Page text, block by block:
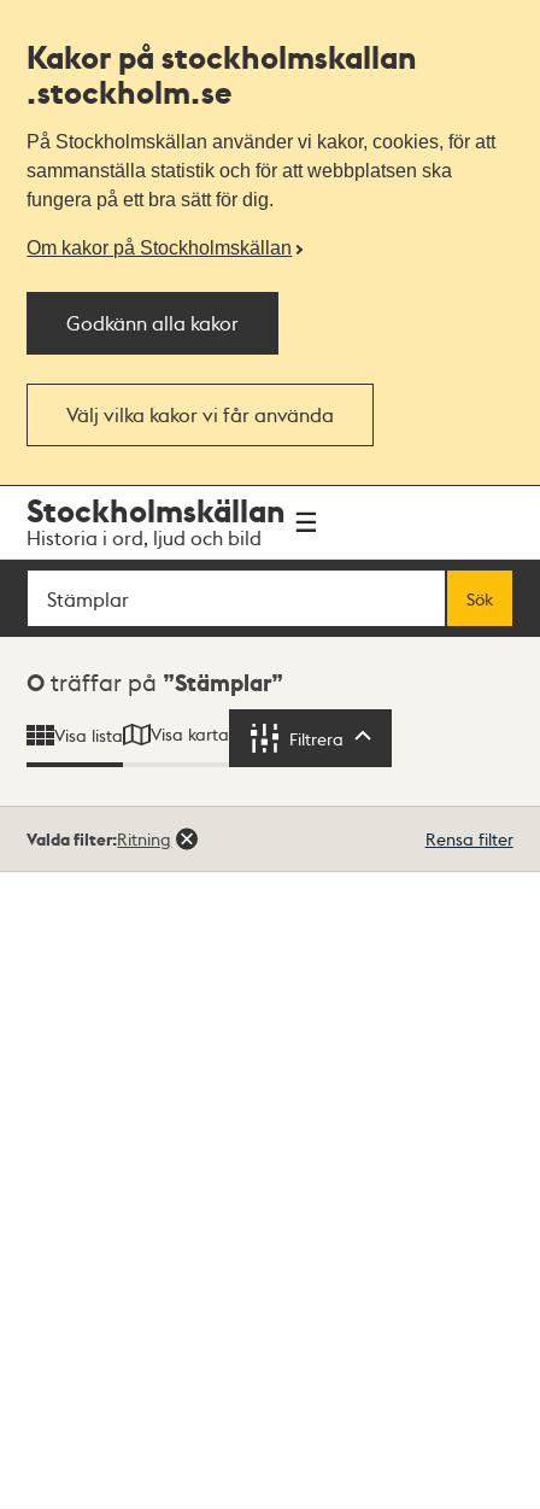
Kakor på stockholmskallan
.stockholm.se
På Stockholmskällan använder vi kakor, cookies, för att
sammanställa statistik och för att webbplatsen ska
fungera på ett bra sätt för dig.
Om kakor på Stockholmskällan
Godkänn alla kakor
Välj vilka kakor vi får använda
navigationen
huvudinnehållet
Stockholmskällan
Historia i ord, ljud och bild
Sök
Sök
Sökresultat
0 träffar på Stämplar
Visa lista Visa karta Filtrera
Valda filter:Ritning Rensa filter